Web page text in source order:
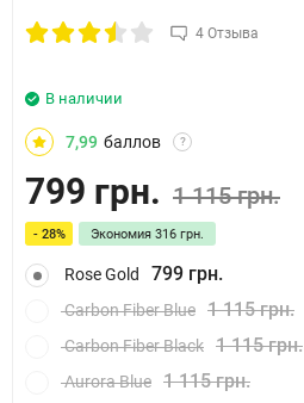
4 Отзыва
В наличии
7,99 баллов ?
799 грн. 1 115 грн.
- 28% Экономия 316 грн.
Rose Gold 799 грн.
Carbon Fiber Blue 1 115 грн.
Carbon Fiber Black 1 115 грн.
Aurora Blue 1 115 грн.